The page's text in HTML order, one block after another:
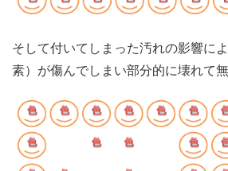
そして付いてしまった汚れの影響に
素）が傷んでしまい部分的に壊れて無